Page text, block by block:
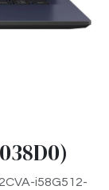
i58G512-